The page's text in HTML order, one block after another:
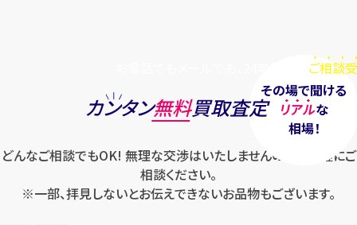
ご相談
その場で聞ける
リアルな
相場！
カンタン無料買取査定
どんなご相談でもOK! 無理な交渉はいたしませんのでお気軽にご
相談ください。
※一部、拝見しないとお伝えできないお品物もございます。